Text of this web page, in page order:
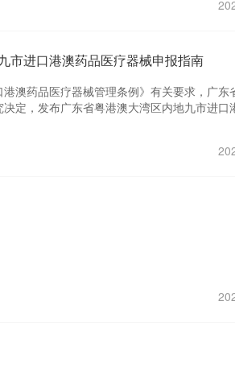
产品下架、海关扣留、高额罚款，甚至被逐出
市进口港澳药品医疗器械申报指南
澳药品医疗器械管理条例》有关要求，广东
定，发布广东省粤港澳大湾区内地九市进口